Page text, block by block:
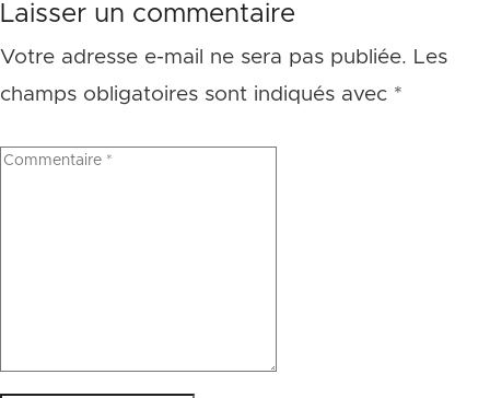
Laisser un commentaire
Votre adresse e-mail ne sera pas publiée. Les
champs obligatoires sont indiqués avec *